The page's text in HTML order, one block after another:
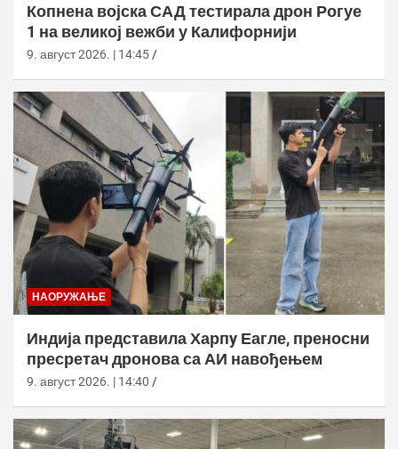
Копнена војска САД тестирала дрон Рогуе
1 на великој вежби у Калифорнији
9. август 2026. | 14:45
НАОРУЖАЊЕ
Индија представила Харпy Еагле, преносни
пресретач дронова са АИ навођењем
9. август 2026. | 14:40